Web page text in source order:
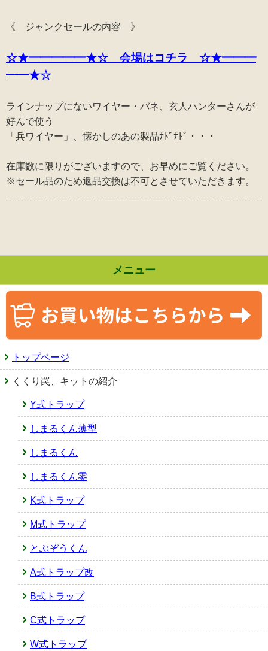
《 ジャンクセールの内容 》
☆★━━━━━★☆ 会場はコチラ ☆★━━━
━━★☆
ラインナップにないワイヤー・バネ、玄人ハンターさんが
好んで使う
「兵ワイヤー」、懐かしのあの製品ﾅﾄﾞﾅﾄﾞ・・・
在庫数に限りがございますので、お早めにご覧ください。
※セール品のため返品交換は不可とさせていただきます。
メニュー
トップページ
くくり罠、キットの紹介
Y式トラップ
しまるくん薄型
しまるくん
しまるくん零
K式トラップ
M式トラップ
とぶぞうくん
A式トラップ改
B式トラップ
C式トラップ
W式トラップ